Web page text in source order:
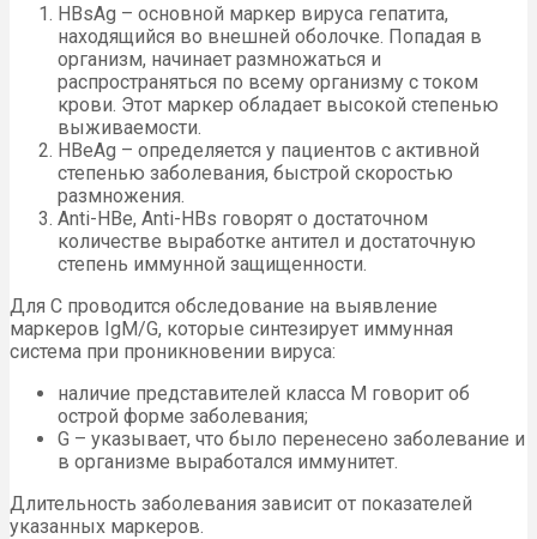
HBsAg – основной маркер вируса гепатита,
находящийся во внешней оболочке. Попадая в
организм, начинает размножаться и
распространяться по всему организму с током
крови. Этот маркер обладает высокой степенью
выживаемости.
HBeAg – определяется у пациентов с активной
степенью заболевания, быстрой скоростью
размножения.
Anti-НВе, Anti-HBs говорят о достаточном
количестве выработке антител и достаточную
степень иммунной защищенности.
Для С проводится обследование на выявление
маркеров IgM/G, которые синтезирует иммунная
система при проникновении вируса:
наличие представителей класса М говорит об
острой форме заболевания;
G – указывает, что было перенесено заболевание и
в организме выработался иммунитет.
Длительность заболевания зависит от показателей
указанных маркеров.